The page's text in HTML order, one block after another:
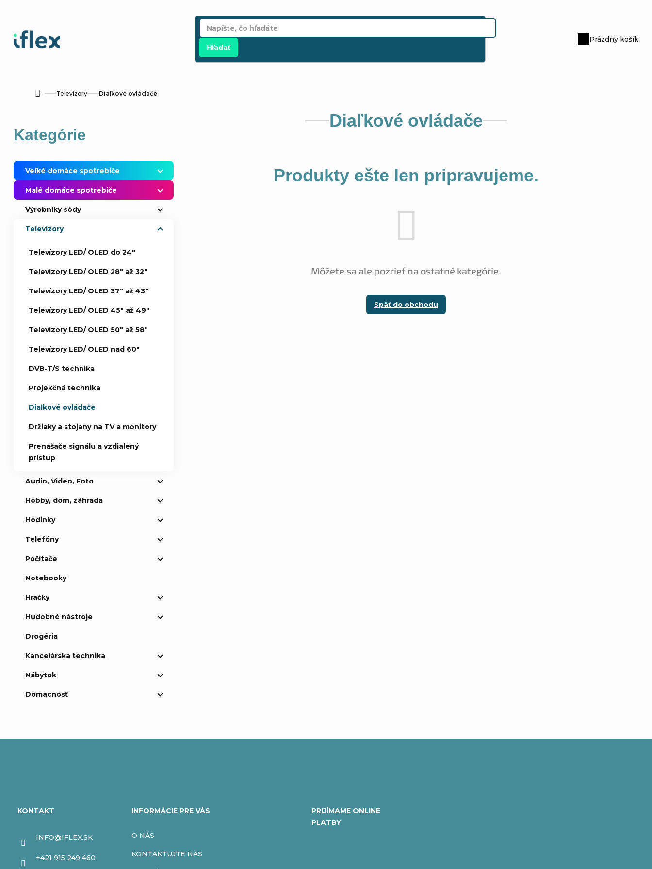
Hľadať
Nákupný
Prázdny košík
DomovTelevízory Diaľkové ovládače
o
č
n
Preskočiť
kategórie
Kategórie
Veľké domáce spotrebiče
Malé domáce spotrebiče
Výrobníky sódy
Televízory
Televízory LED/ OLED do 24"
Televízory LED/ OLED 28" až 32"
Televízory LED/ OLED 37" až 43"
Televízory LED/ OLED 45" až 49"
Televízory LED/ OLED 50" až 58"
Televízory LED/ OLED nad 60"
DVB-T/S technika
Projekčná technika
Diaľkové ovládače
Držiaky a stojany na TV a monitory
Prenášače signálu a vzdialený
prístup
Audio, Video, Foto
Hobby, dom, záhrada
Hodinky
Telefóny
Počítače
Notebooky
Hračky
Hudobné nástroje
Drogéria
Kancelárska technika
Nábytok
Domácnosť
Diaľkové ovládače
Produkty ešte len pripravujeme.
Môžete sa ale pozrieť na ostatné kategórie.
Späť do obchodu
KONTAKT
INFO@IFLEX.SK
+421 915 249 460
INFORMÁCIE PRE VÁS
O NÁS
KONTAKTUJTE NÁS
PRIJÍMAME ONLINE
PLATBY